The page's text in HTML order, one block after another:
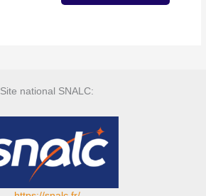
Site national SNALC: